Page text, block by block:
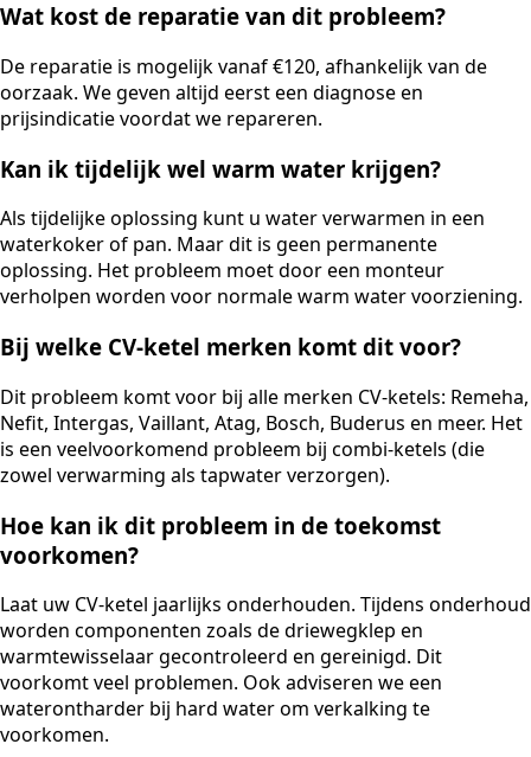
Wat kost de reparatie van dit probleem?
De reparatie is mogelijk vanaf €120, afhankelijk van de
oorzaak. We geven altijd eerst een diagnose en
prijsindicatie voordat we repareren.
Kan ik tijdelijk wel warm water krijgen?
Als tijdelijke oplossing kunt u water verwarmen in een
waterkoker of pan. Maar dit is geen permanente
oplossing. Het probleem moet door een monteur
verholpen worden voor normale warm water voorziening.
Bij welke CV-ketel merken komt dit voor?
Dit probleem komt voor bij alle merken CV-ketels: Remeha,
Nefit, Intergas, Vaillant, Atag, Bosch, Buderus en meer. Het
is een veelvoorkomend probleem bij combi-ketels (die
zowel verwarming als tapwater verzorgen).
Hoe kan ik dit probleem in de toekomst
voorkomen?
Laat uw CV-ketel jaarlijks onderhouden. Tijdens onderhoud
worden componenten zoals de driewegklep en
warmtewisselaar gecontroleerd en gereinigd. Dit
voorkomt veel problemen. Ook adviseren we een
waterontharder bij hard water om verkalking te
voorkomen.